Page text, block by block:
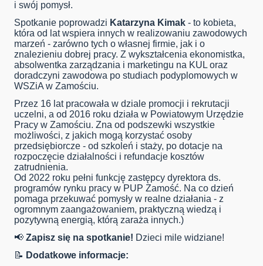
i swój pomysł.
Spotkanie poprowadzi Katarzyna Kimak - to kobieta,
która od lat wspiera innych w realizowaniu zawodowych
marzeń - zarówno tych o własnej firmie, jak i o
znalezieniu dobrej pracy. Z wykształcenia ekonomistka,
absolwentka zarządzania i marketingu na KUL oraz
doradczyni zawodowa po studiach podyplomowych w
WSZiA w Zamościu.
Przez 16 lat pracowała w dziale promocji i rekrutacji
uczelni, a od 2016 roku działa w Powiatowym Urzędzie
Pracy w Zamościu. Zna od podszewki wszystkie
możliwości, z jakich mogą korzystać osoby
przedsiębiorcze - od szkoleń i staży, po dotacje na
rozpoczęcie działalności i refundacje kosztów
zatrudnienia.
Od 2022 roku pełni funkcję zastępcy dyrektora ds.
programów rynku pracy w PUP Zamość. Na co dzień
pomaga przekuwać pomysły w realne działania - z
ogromnym zaangażowaniem, praktyczną wiedzą i
pozytywną energią, którą zaraża innych.)
📢 Zapisz się na spotkanie! Dzieci mile widziane!
📝 Dodatkowe informacje: